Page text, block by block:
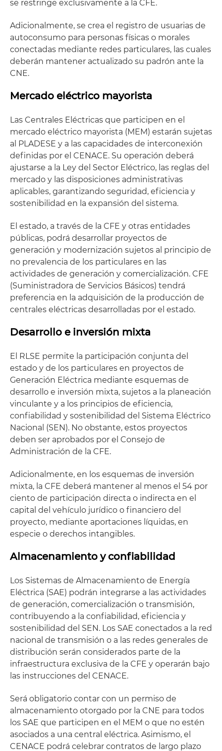
se restringe exclusivamente a la CFE.
Adicionalmente, se crea el registro de usuarias de
autoconsumo para personas físicas o morales
conectadas mediante redes particulares, las cuales
deberán mantener actualizado su padrón ante la
CNE.
Mercado eléctrico mayorista
Las Centrales Eléctricas que participen en el
mercado eléctrico mayorista (MEM) estarán sujetas
al PLADESE y a las capacidades de interconexión
definidas por el CENACE. Su operación deberá
ajustarse a la Ley del Sector Eléctrico, las reglas del
mercado y las disposiciones administrativas
aplicables, garantizando seguridad, eficiencia y
sostenibilidad en la expansión del sistema.
El estado, a través de la CFE y otras entidades
públicas, podrá desarrollar proyectos de
generación y modernización sujetos al principio de
no prevalencia de los particulares en las
actividades de generación y comercialización. CFE
(Suministradora de Servicios Básicos) tendrá
preferencia en la adquisición de la producción de
centrales eléctricas desarrolladas por el estado.
Desarrollo e inversión mixta
El RLSE permite la participación conjunta del
estado y de los particulares en proyectos de
Generación Eléctrica mediante esquemas de
desarrollo e inversión mixta, sujetos a la planeación
vinculante y a los principios de eficiencia,
confiabilidad y sostenibilidad del Sistema Eléctrico
Nacional (SEN). No obstante, estos proyectos
deben ser aprobados por el Consejo de
Administración de la CFE.
Adicionalmente, en los esquemas de inversión
mixta, la CFE deberá mantener al menos el 54 por
ciento de participación directa o indirecta en el
capital del vehículo jurídico o financiero del
proyecto, mediante aportaciones líquidas, en
especie o derechos intangibles.
Almacenamiento y confiabilidad
Los Sistemas de Almacenamiento de Energía
Eléctrica (SAE) podrán integrarse a las actividades
de generación, comercialización o transmisión,
contribuyendo a la confiabilidad, eficiencia y
sostenibilidad del SEN. Los SAE conectados a la red
nacional de transmisión o a las redes generales de
distribución serán considerados parte de la
infraestructura exclusiva de la CFE y operarán bajo
las instrucciones del CENACE.
Será obligatorio contar con un permiso de
almacenamiento otorgado por la CNE para todos
los SAE que participen en el MEM o que no estén
asociados a una central eléctrica. Asimismo, el
CENACE podrá celebrar contratos de largo plazo